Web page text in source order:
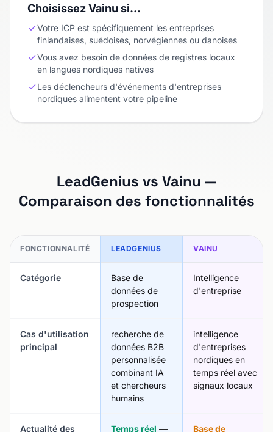
Choisissez Vainu si…
Votre ICP est spécifiquement les entreprises
finlandaises, suédoises, norvégiennes ou danoises
Vous avez besoin de données de registres locaux
en langues nordiques natives
Les déclencheurs d'événements d'entreprises
nordiques alimentent votre pipeline
LeadGenius vs Vainu —
Comparaison des fonctionnalités
FONCTIONNALITÉ LEADGENIUS VAINU
Catégorie
Base de
données de
prospection
Intelligence
d'entreprise
Cas d'utilisation
principal
recherche de
données B2B
personnalisée
combinant IA
et chercheurs
humains
intelligence
d'entreprises
nordiques en
temps réel avec
signaux locaux
Actualité des
Temps réel —
Base de